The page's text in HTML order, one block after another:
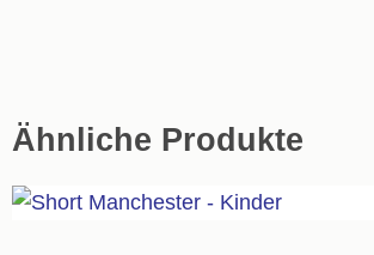
Ähnliche Produkte